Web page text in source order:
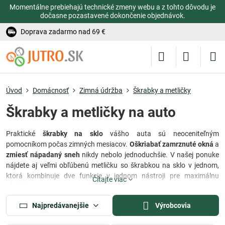
Momentálne prebiehajú technické zmeny webu a z tohto dôvodu je
dočasne pozastavené dokončenie objednávok.
Doprava zadarmo nad 69 €
Úvod Domácnosť Zimná údržba Škrabky a metličky
Škrabky a metličky na auto
Praktické škrabky na sklovášho auta sú neoceniteľným
pomocníkom počas zimných mesiacov. Oškriabať zamrznuté okná a
zmiesť nápadaný sneh nikdy nebolo jednoduchšie. V našej ponuke
nájdete aj veľmi obľúbenú metličku so škrabkou na sklo v jednom,
ktorá kombinuje dve funkcie v jednom nástroji pre maximálnu
Škrabky ametličky na auto sú nevyhnutnými pomôckami pre účinné
čistenie a odstraňovanie nečistôt z povrchu áut. Škrabky sú
Čítajte viac
Najpredávanejšie Výrobcovia